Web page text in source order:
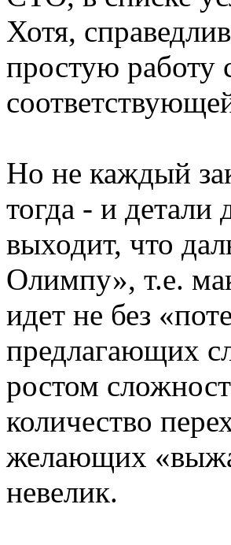
Хотя,
простую работу
Но не каждый
тогда - и
выходит, что
Олимпу», т.е.
идет не без
предлагающих
ростом
количество
желающих
невелик.